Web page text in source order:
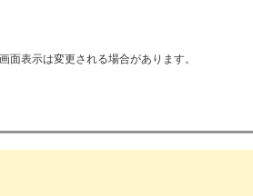
表示は変更される場合があります。